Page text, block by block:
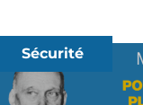
Sécurité